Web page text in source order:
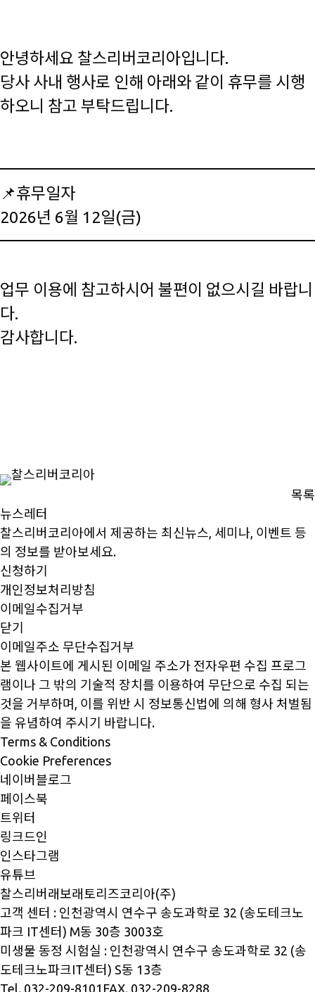
안녕하세요 찰스리버코리아입니다.
당사 사내 행사로 인해 아래와 같이 휴무를 시행
하오니 참고 부탁드립니다.
📌휴무일자
2026년 6월 12일(금)
업무 이용에 참고하시어 불편이 없으시길 바랍니
다.
감사합니다.
목록
뉴스레터
찰스리버코리아에서 제공하는 최신뉴스, 세미나, 이벤트 등
의 정보를 받아보세요.
신청하기
개인정보처리방침
이메일수집거부
닫기
이메일주소 무단수집거부
본 웹사이트에 게시된 이메일 주소가 전자우편 수집 프로그
램이나 그 밖의 기술적 장치를 이용하여 무단으로 수집 되는
것을 거부하며, 이를 위반 시 정보통신법에 의해 형사 처벌됨
을 유념하여 주시기 바랍니다.
Terms & Conditions
Cookie Preferences
네이버블로그
페이스북
트위터
링크드인
인스타그램
유튜브
찰스리버래보래토리즈코리아(주)
고객 센터 : 인천광역시 연수구 송도과학로 32 (송도테크노
파크 IT센터) M동 30층 3003호
미생물 동정 시험실 : 인천광역시 연수구 송도과학로 32 (송
도테크노파크IT센터) S동 13층
Tel. 032-209-8101 FAX. 032-209-8288